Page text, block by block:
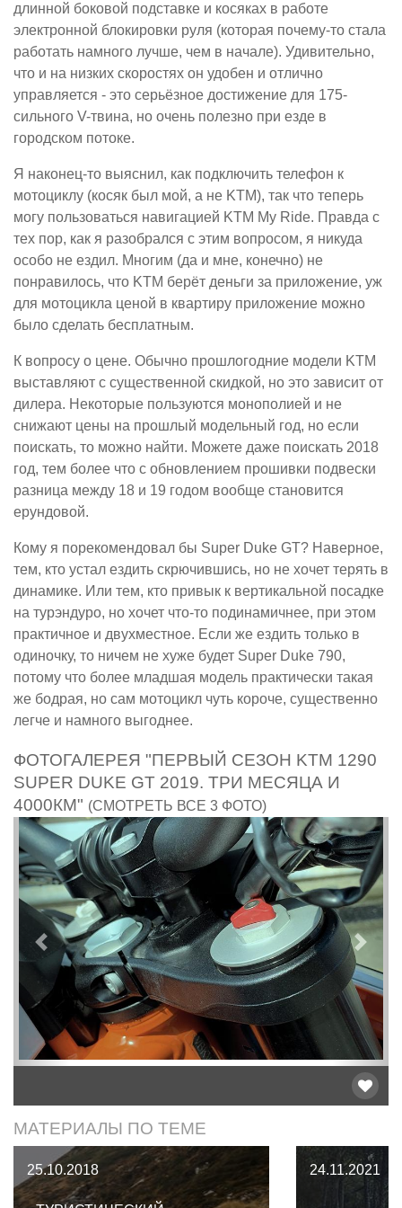
длинной боковой подставке и косяках в работе
электронной блокировки руля (которая почему-то стала
работать намного лучше, чем в начале). Удивительно,
что и на низких скоростях он удобен и отлично
управляется - это серьёзное достижение для 175-
сильного V-твина, но очень полезно при езде в
городском потоке.
Я наконец-то выяснил, как подключить телефон к
мотоциклу (косяк был мой, а не KTM), так что теперь
могу пользоваться навигацией KTM My Ride. Правда с
тех пор, как я разобрался с этим вопросом, я никуда
особо не ездил. Многим (да и мне, конечно) не
понравилось, что KTM берёт деньги за приложение, уж
для мотоцикла ценой в квартиру приложение можно
было сделать бесплатным.
К вопросу о цене. Обычно прошлогодние модели KTM
выставляют с существенной скидкой, но это зависит от
дилера. Некоторые пользуются монополией и не
снижают цены на прошлый модельный год, но если
поискать, то можно найти. Можете даже поискать 2018
год, тем более что с обновлением прошивки подвески
разница между 18 и 19 годом вообще становится
ерундовой.
Кому я порекомендовал бы Super Duke GT? Наверное,
тем, кто устал ездить скрючившись, но не хочет терять в
динамике. Или тем, кто привык к вертикальной посадке
на турэндуро, но хочет что-то подинамичнее, при этом
практичное и двухместное. Если же ездить только в
одиночку, то ничем не хуже будет Super Duke 790,
потому что более младшая модель практически такая
же бодрая, но сам мотоцикл чуть короче, существенно
легче и намного выгоднее.
ФОТОГАЛЕРЕЯ "ПЕРВЫЙ СЕЗОН KTM 1290
SUPER DUKE GT 2019. ТРИ МЕСЯЦА И
4000КМ" (СМОТРЕТЬ ВСЕ 3 ФОТО)
Предыдущий
МАТЕРИАЛЫ ПО ТЕМЕ
25.10.2018 24.11.2021